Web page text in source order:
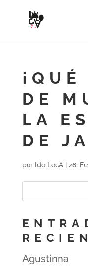
¡QUÉ
DE
LA
DE
por Ido LocA| 28,
Agustinna